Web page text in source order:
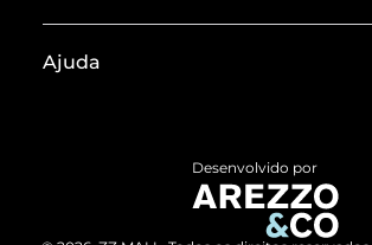
Termos de Uso
ZZ MALL é confiável
Ajuda
Devolução do Produto
Desenvolvido por